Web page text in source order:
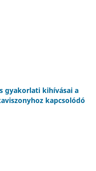
gyakorlati kihívásai a
kapcsolódó